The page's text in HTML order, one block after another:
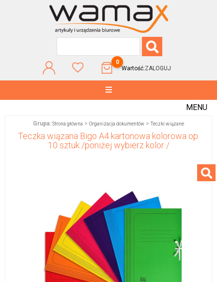
0
Wartość:ZALOGUJ
MENU
Grupa: Strona główna > Organizacja dokumentów >Teczki wiązane
Teczka wiązana Bigo A4 kartonowa kolorowa op.
10 sztuk /poniżej wybierz kolor /